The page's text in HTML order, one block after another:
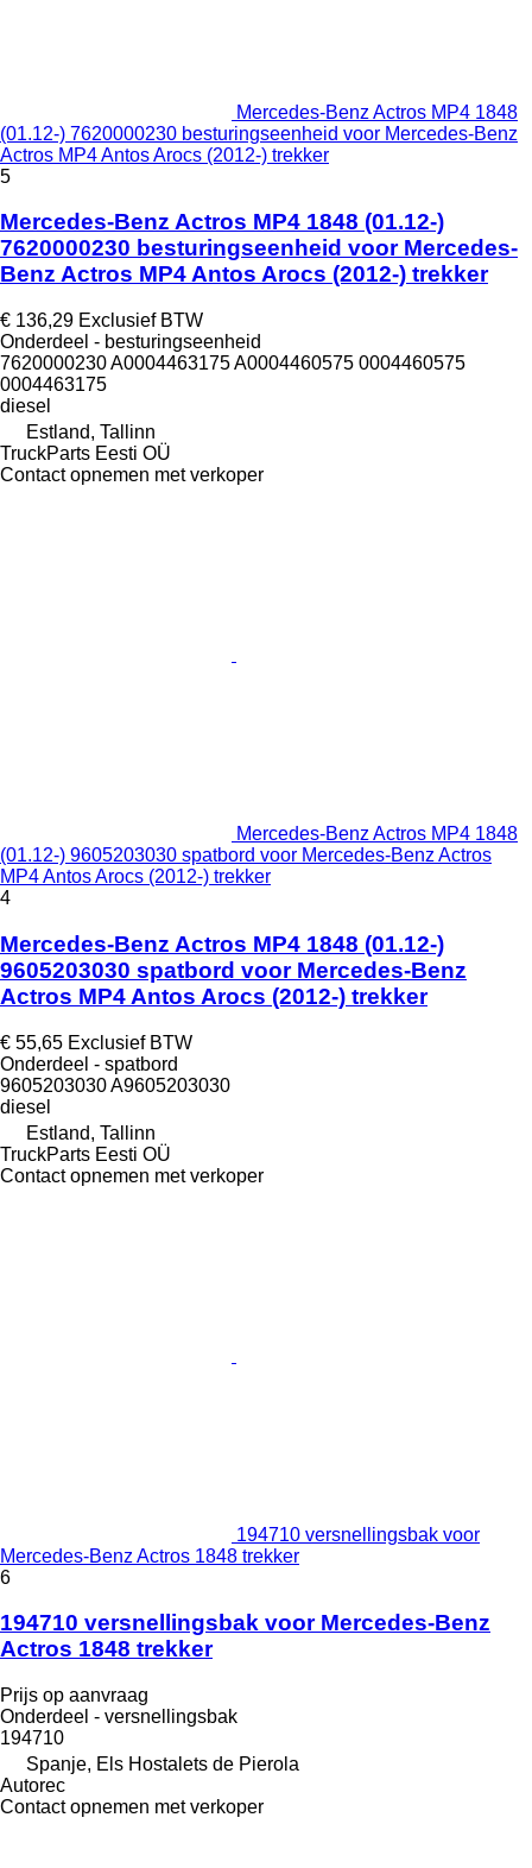
Mercedes-Benz Actros MP4 1848
(01.12-) 7620000230 besturingseenheid voor Mercedes-Benz
Actros MP4 Antos Arocs (2012-) trekker
5
Mercedes-Benz Actros MP4 1848 (01.12-)
7620000230 besturingseenheid voor Mercedes-
Benz Actros MP4 Antos Arocs (2012-) trekker
€ 136,29 Exclusief BTW
Onderdeel - besturingseenheid
7620000230 A0004463175 A0004460575 0004460575
0004463175
diesel
Estland, Tallinn
TruckParts Eesti OÜ
Contact opnemen met verkoper
Mercedes-Benz Actros MP4 1848
(01.12-) 9605203030 spatbord voor Mercedes-Benz Actros
MP4 Antos Arocs (2012-) trekker
4
Mercedes-Benz Actros MP4 1848 (01.12-)
9605203030 spatbord voor Mercedes-Benz
Actros MP4 Antos Arocs (2012-) trekker
€ 55,65 Exclusief BTW
Onderdeel - spatbord
9605203030 A9605203030
diesel
Estland, Tallinn
TruckParts Eesti OÜ
Contact opnemen met verkoper
194710 versnellingsbak voor
Mercedes-Benz Actros 1848 trekker
6
194710 versnellingsbak voor Mercedes-Benz
Actros 1848 trekker
Prijs op aanvraag
Onderdeel - versnellingsbak
194710
Spanje, Els Hostalets de Pierola
Autorec
Contact opnemen met verkoper